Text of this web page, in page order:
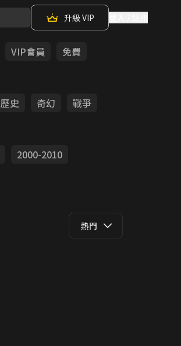
升級 VIP
VIP會員
免費
歷史 奇幻
戰爭
2000-2010
熱門